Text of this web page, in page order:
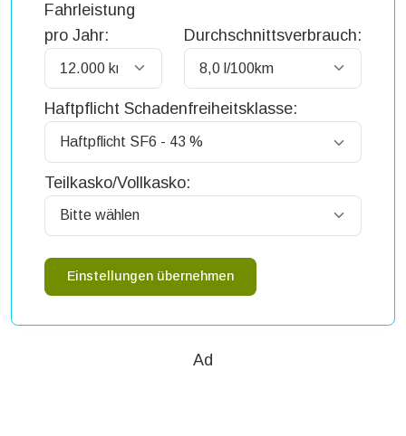
Fahrleistung
pro Jahr:
Durchschnittsverbrauch:
Haftpflicht Schadenfreiheitsklasse:
Teilkasko/Vollkasko:
Einstellungen übernehmen
Ad